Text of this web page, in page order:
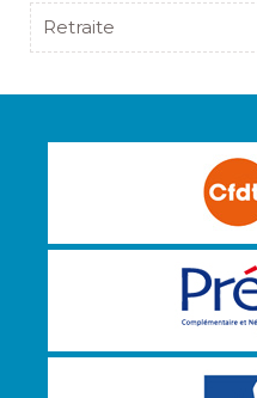
Retraite